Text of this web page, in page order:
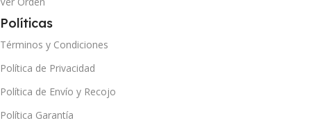
Políticas
Términos y Condiciones
Política de Privacidad
Política de Envío y Recojo
Política Garantía